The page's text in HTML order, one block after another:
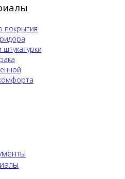
покрытия